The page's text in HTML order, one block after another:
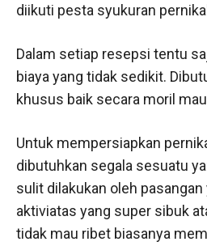
diikuti pesta syukuran
Dalam setiap resepsi tentu
biaya yang tidak sedikit.
khusus baik secara moril
Untuk mempersiapkan
dibutuhkan segala sesuatu
sulit dilakukan oleh
aktiviatas yang super sibuk
tidak mau ribet biasanya